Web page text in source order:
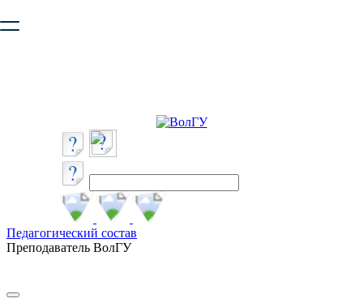
безопасную работу с сайтом. Пожалуйста
Педагогический состав
Преподаватель ВолГУ